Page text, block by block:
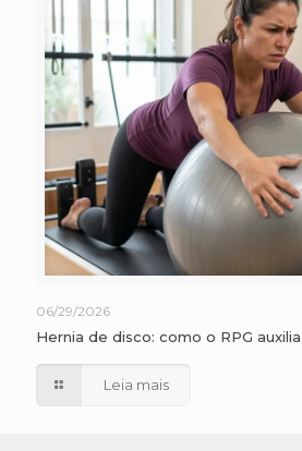
06/29/2026
Hernia de disco: como o RPG
Leia mais